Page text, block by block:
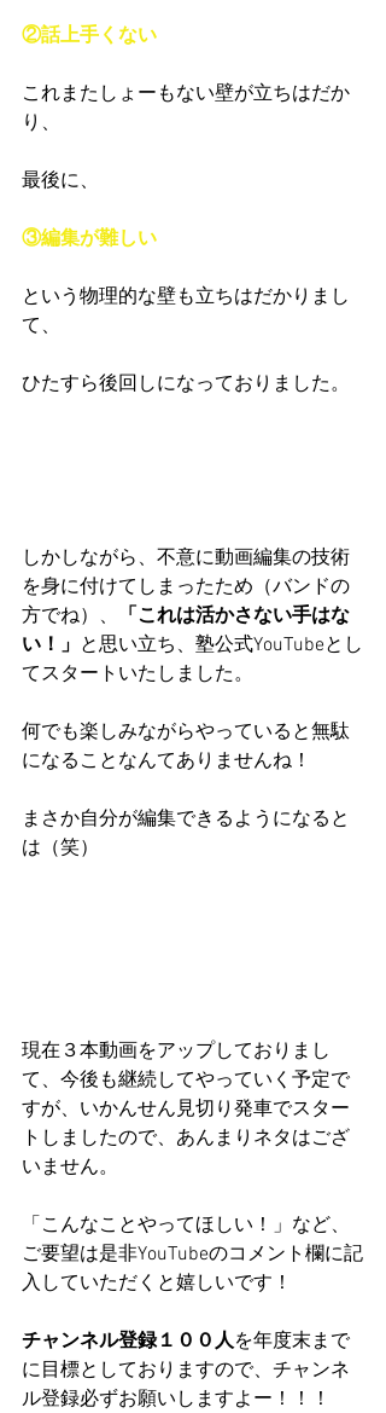
②話上手くない
これまたしょーもない壁が立ちはだか
り、
最後に、
③編集が難しい
という物理的な壁も立ちはだかりまし
て、
ひたすら後回しになっておりました。
しかしながら、不意に動画編集の技術
を身に付けてしまったため（バンドの
方でね）、
「これは活かさない手はな
い！」 と思い立ち、塾公式YouTubeとし
てスタートいたしました。
何でも楽しみながらやっていると無駄
になることなんてありませんね！
まさか自分が編集できるようになると
は（笑）
現在３本動画をアップしておりまし
て、今後も継続してやっていく予定で
すが、いかんせん見切り発車でスター
トしましたので、あんまりネタはござ
いません。
「こんなことやってほしい！」など、
ご要望は是非YouTubeのコメント欄に記
入していただくと嬉しいです！
チャンネル登録１００人を年度末まで
に目標としておりますので、チャンネ
ル登録必ずお願いしますよー！！！